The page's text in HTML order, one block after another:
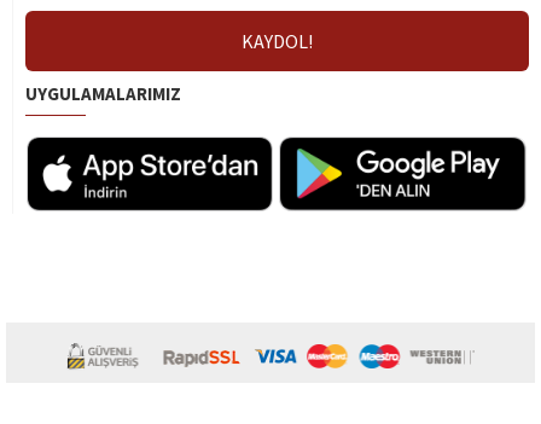
UYGULAMALARIMIZ